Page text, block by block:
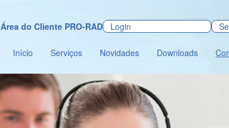
Área do Cliente PRO-RAD
Início Serviços Novidades Downloads